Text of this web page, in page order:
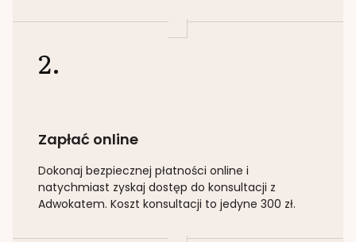
2.
Zapłać online
Dokonaj bezpiecznej płatności online i
natychmiast zyskaj dostęp do konsultacji z
Adwokatem. Koszt konsultacji to jedyne 300 zł.